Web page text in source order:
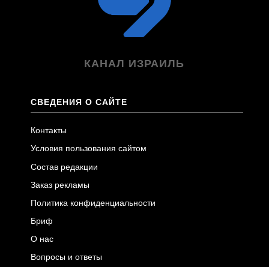
КАНАЛ ИЗРАИЛЬ
СВЕДЕНИЯ О САЙТЕ
Контакты
Условия пользования сайтом
Состав редакции
Заказ рекламы
Политика конфиденциальности
Бриф
О нас
Вопросы и ответы